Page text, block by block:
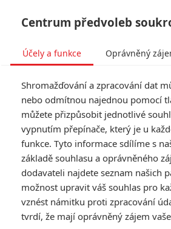
Nejočekávanější
2026 podle
diváků
Napsal:Petr Slavík - (Anarvin),
Centrum předvoleb
Účely a funkce Oprávněný
Shromažďování a zpracování dat
nebo odmítnou najednou pomocí
můžete přizpůsobit jednotlivé
vypnutím přepínače, který je u
funkce. Tyto informace sdílíme s
základě souhlasu a oprávněného
dodavateli najdete seznam našich
možnost upravit váš souhlas pro
vznést námitku proti zpracování
tvrdí, že mají oprávněný zájem